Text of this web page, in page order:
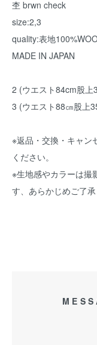
杢 brwn check
size:2,3
quality:表地
MADE IN JAPAN
2 (ウエスト84cm股
3 (ウエスト88㎝股上
※返品・交換・キャン
ください。
※生地感やカラーは撮
す、あらかじめご了承